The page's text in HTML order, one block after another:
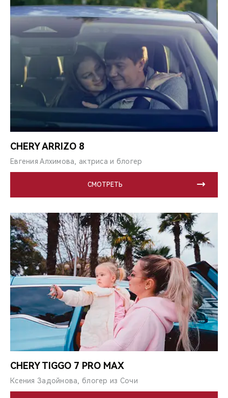
CHERY ARRIZO 8
Евгения Алхимова, актриса и блогер
СМОТРЕТЬ
CHERY TIGGO 7 PRO MAX
Ксения Задойнова, блогер из Сочи